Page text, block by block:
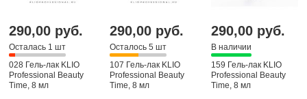
290,00 руб.
Осталась 1 шт
028 Гель-лак KLIO
Professional Beauty
Time, 8 мл
290,00 руб.
Осталось 5 шт
107 Гель-лак KLIO
Professional Beauty
Time, 8 мл
290,00 руб.
В наличии
159 Гель-лак KLIO
Professional Beauty
Time, 8 мл